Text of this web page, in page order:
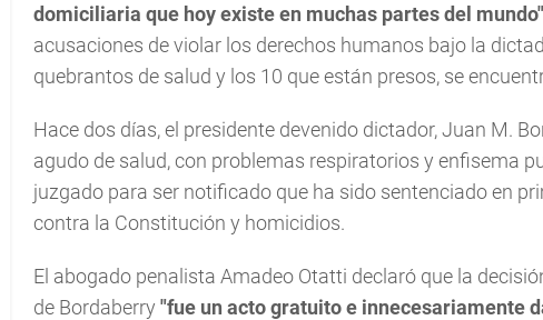
domiciliaria que hoy existe en muchas partes del
acusaciones de violar los derechos humanos bajo la
quebrantos de salud y los 10 que están presos, se
Hace dos días, el presidente devenido dictador, Juan M.
agudo de salud, con problemas respiratorios y enfisema
juzgado para ser notificado que ha sido sentenciado en
contra la Constitución y homicidios.
El abogado penalista Amadeo Otatti declaró que la
de Bordaberry "fue un acto gratuito e innecesariamente